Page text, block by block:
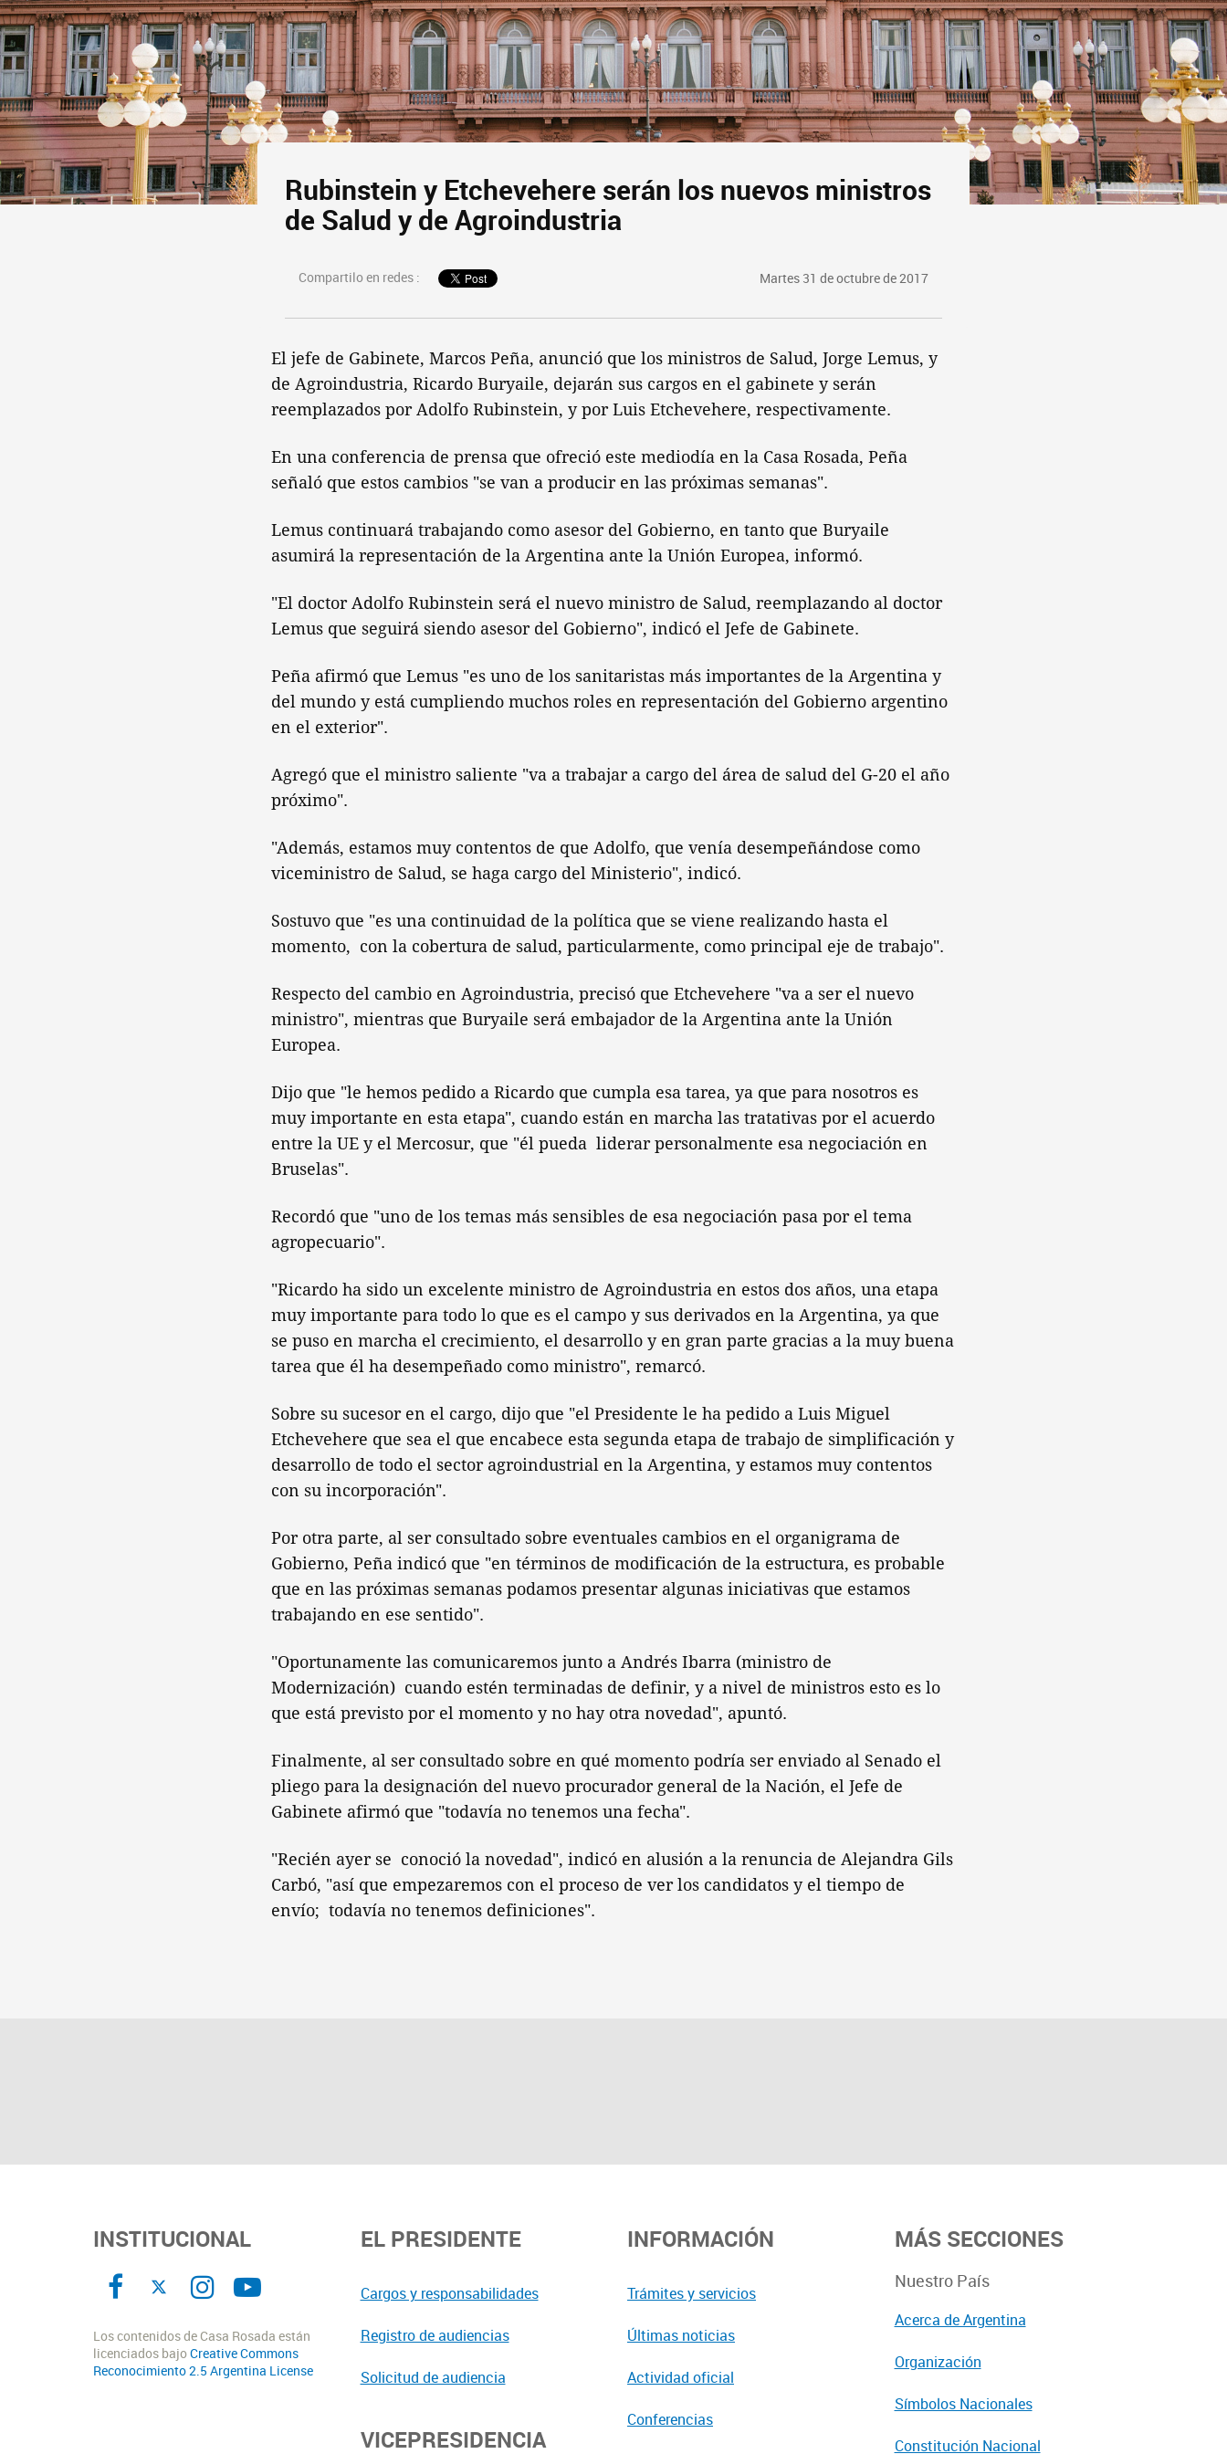
Rubinstein y Etchevehere serán los nuevos ministros
de Salud y de Agroindustria
Compartilo en redes : Martes 31 de octubre de 2017
El jefe de Gabinete, Marcos Peña, anunció que los ministros de Salud, Jorge Lemus, y
de Agroindustria, Ricardo Buryaile, dejarán sus cargos en el gabinete y serán
reemplazados por Adolfo Rubinstein, y por Luis Etchevehere, respectivamente.
En una conferencia de prensa que ofreció este mediodía en la Casa Rosada, Peña
señaló que estos cambios "se van a producir en las próximas semanas".
Lemus continuará trabajando como asesor del Gobierno, en tanto que Buryaile
asumirá la representación de la Argentina ante la Unión Europea, informó.
"El doctor Adolfo Rubinstein será el nuevo ministro de Salud, reemplazando al doctor
Lemus que seguirá siendo asesor del Gobierno", indicó el Jefe de Gabinete.
Peña afirmó que Lemus "es uno de los sanitaristas más importantes de la Argentina y
del mundo y está cumpliendo muchos roles en representación del Gobierno argentino
en el exterior".
Agregó que el ministro saliente "va a trabajar a cargo del área de salud del G-20 el año
próximo".
"Además, estamos muy contentos de que Adolfo, que venía desempeñándose como
viceministro de Salud, se haga cargo del Ministerio", indicó.
Sostuvo que "es una continuidad de la política que se viene realizando hasta el
momento, con la cobertura de salud, particularmente, como principal eje de trabajo".
Respecto del cambio en Agroindustria, precisó que Etchevehere "va a ser el nuevo
ministro", mientras que Buryaile será embajador de la Argentina ante la Unión
Europea.
Dijo que "le hemos pedido a Ricardo que cumpla esa tarea, ya que para nosotros es
muy importante en esta etapa", cuando están en marcha las tratativas por el acuerdo
entre la UE y el Mercosur, que "él pueda liderar personalmente esa negociación en
Bruselas".
Recordó que "uno de los temas más sensibles de esa negociación pasa por el tema
agropecuario".
"Ricardo ha sido un excelente ministro de Agroindustria en estos dos años, una etapa
muy importante para todo lo que es el campo y sus derivados en la Argentina, ya que
se puso en marcha el crecimiento, el desarrollo y en gran parte gracias a la muy buena
tarea que él ha desempeñado como ministro", remarcó.
Sobre su sucesor en el cargo, dijo que "el Presidente le ha pedido a Luis Miguel
Etchevehere que sea el que encabece esta segunda etapa de trabajo de simplificación y
desarrollo de todo el sector agroindustrial en la Argentina, y estamos muy contentos
con su incorporación".
Por otra parte, al ser consultado sobre eventuales cambios en el organigrama de
Gobierno, Peña indicó que "en términos de modificación de la estructura, es probable
que en las próximas semanas podamos presentar algunas iniciativas que estamos
trabajando en ese sentido".
"Oportunamente las comunicaremos junto a Andrés Ibarra (ministro de
Modernización) cuando estén terminadas de definir, y a nivel de ministros esto es lo
que está previsto por el momento y no hay otra novedad", apuntó.
Finalmente, al ser consultado sobre en qué momento podría ser enviado al Senado el
pliego para la designación del nuevo procurador general de la Nación, el Jefe de
Gabinete afirmó que "todavía no tenemos una fecha".
"Recién ayer se conoció la novedad", indicó en alusión a la renuncia de Alejandra Gils
Carbó, "así que empezaremos con el proceso de ver los candidatos y el tiempo de
envío; todavía no tenemos definiciones".
INSTITUCIONAL
Los contenidos de Casa Rosada están
licenciados bajoCreative Commons
Reconocimiento 2.5 Argentina License
EL PRESIDENTE
Cargos y responsabilidades
Registro de audiencias
Solicitud de audiencia
VICEPRESIDENCIA
INFORMACIÓN
Trámites y servicios
Últimas noticias
Actividad oficial
Conferencias
MÁS SECCIONES
Nuestro País
Acerca de Argentina
Organización
Símbolos Nacionales
Constitución Nacional